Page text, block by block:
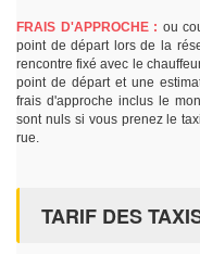
FRAIS D'APPROCHE : ou
point de départ lors de la
rencontre fixé avec le
point de départ et une
frais d'approche inclus le
sont nuls si vous prenez le
rue.
TARIF DES